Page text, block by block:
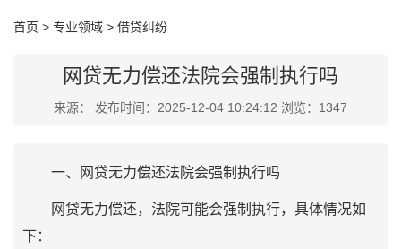
首页 > 专业领域 > 借贷纠纷
网贷无力偿还法院会强制执行吗
来源： 发布时间：2025-12-04 10:24:12 浏览：1347
一、网贷无力偿还法院会强制执行吗
网贷无力偿还，法院可能会强制执行，具体情况如
下：